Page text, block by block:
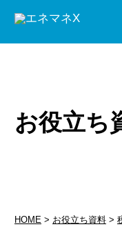
お役立ち
HOME > お役立ち資料 >